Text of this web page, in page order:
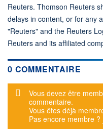
Reuters. Thomson Reuters
delays in content, or for any
"Reuters" and the Reuters
Reuters and its affiliated
0 COMMENTAIRE
Message d'alerte
Vous devez être
commentaire.
Vous êtes déjà
Pas encore membre ?